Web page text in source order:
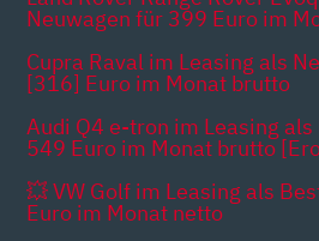
Neuwagen für 399 Euro im
Cupra Raval im Leasing als
[316] Euro im Monat brutto
Audi Q4 e-tron im Leasing
549 Euro im Monat brutto
💥 VW Golf im Leasing als
Euro im Monat netto